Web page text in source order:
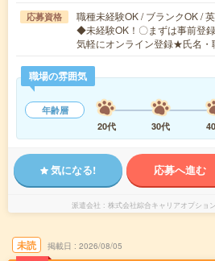
応募資格
職種未経験OK / ブランクOK /
◆未経験OK！〇まずは事前登
気軽にオンライン登録★氏名
職場の雰囲気
年齢層
20代
30代
気になる! 応募へ進む
派遣会社 株式会社綜合キャリアオプショ
未読 掲載日 2026/08/05